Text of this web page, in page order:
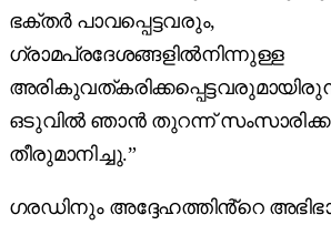
ഭക്തർ പാവപ്പെട്ടവരും,
ഗ്രാമപ്രദേശങ്ങളിൽനിന്നുള്ള
ഒടുവിൽ ഞാൻ തുറന്ന്
തീരുമാനിച്ചു.”
ഗരഡിനും അദ്ദേഹത്തിൻ്റെ